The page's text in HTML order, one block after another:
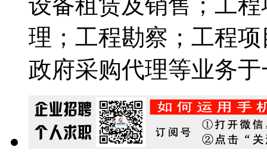
理；工程勘察；工程
政府采购代理等业务